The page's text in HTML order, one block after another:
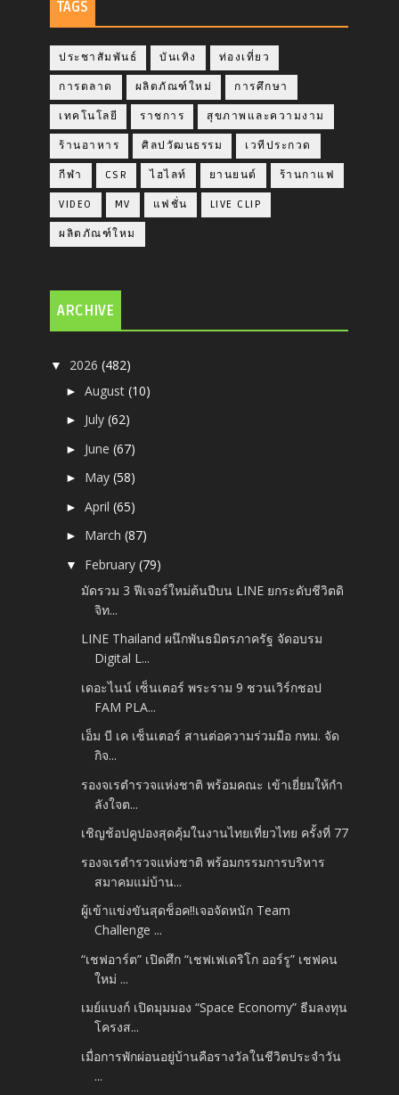
TAGS
ประชาสัมพันธ์ บันเทิง ท่องเที่ยว
การตลาด ผลิตภัณฑ์ใหม่ การศึกษา
เทคโนโลยี ราชการ สุขภาพและความงาม
ร้านอาหาร ศิลปวัฒนธรรม เวทีประกวด
กีฬา CSR ไฮไลท์ ยานยนต์ ร้านกาแฟ
VIDEO MV แฟชั่น LIVE CLIP
ผลิตภัณฑ์ใหม
ARCHIVE
▼ 2026(482)
►August(10)
► July(62)
► June(67)
► May(58)
►April(65)
► March(87)
▼ February(79)
มัดรวม 3 ฟีเจอร์ใหม่ต้นปีบน LINE ยกระดับชีวิตดิ
จิท...
LINE Thailand ผนึกพันธมิตรภาครัฐ จัดอบรม
Digital L...
เดอะไนน์ เซ็นเตอร์ พระราม 9 ชวนเวิร์กชอป
FAM PLA...
เอ็ม บี เค เซ็นเตอร์ สานต่อความร่วมมือ กทม. จัด
กิจ...
รองจเรตำรวจแห่งชาติ พร้อมคณะ เข้าเยี่ยมให้กำ
ลังใจต...
เชิญช้อปคูปองสุดคุ้มในงานไทยเที่ยวไทย ครั้งที่ 77
รองจเรตำรวจแห่งชาติ พร้อมกรรมการบริหาร
สมาคมแม่บ้าน...
ผู้เข้าแข่งขันสุดช็อค!!เจอจัดหนัก Team
Challenge ...
“เชฟอาร์ต” เปิดศึก “เชฟเฟเดริโก ออร์รู” เชฟคน
ใหม่ ...
เมย์แบงก์ เปิดมุมมอง “Space Economy” ธีมลงทุน
โครงส...
เมื่อการพักผ่อนอยู่บ้านคือรางวัลในชีวิตประจำวัน
...